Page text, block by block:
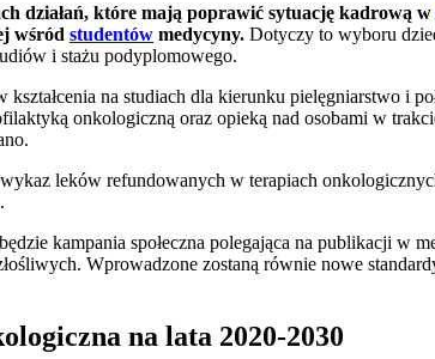
działań, które mają poprawić sytuację kadrową w
wśród studentów medycyny. Dotyczy to wyboru
i stażu podyplomowego.
na studiach dla kierunku pielęgniarstwo i
onkologiczną oraz opieką nad osobami w
leków refundowanych w terapiach
kampania społeczna polegająca na publikacji w
Wprowadzone zostaną równie nowe
na lata 2020-2030